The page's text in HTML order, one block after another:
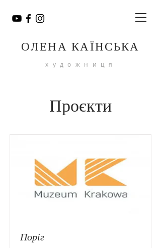
ОЛЕНА КАЇНСЬКА
художниця
Проєкти
Поріг